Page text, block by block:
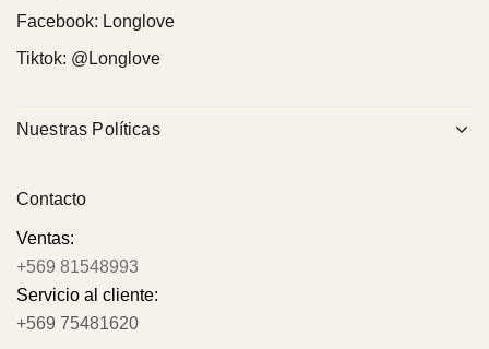
Facebook: Longlove
Tiktok: @Longlove
Nuestras Políticas
Contacto
Ventas:
+569 81548993
Servicio al cliente:
+569 75481620